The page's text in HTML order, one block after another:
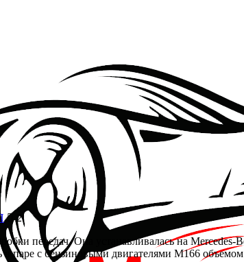
2
передач. Она устанавливалась на
в паре с бензиновыми двигателями М166